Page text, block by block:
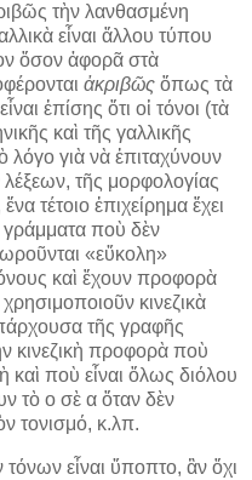
τὴν λανθασμένη
εἶναι ἄλλου τύπου
ὅσον ἀφορᾶ στὰ
ἀκριβῶς ὅπως τὰ
ἐπίσης ὅτι οἱ τόνοι (τὰ
καὶ τῆς γαλλικῆς
λόγο γιὰ νὰ ἐπιταχύνουν
τῆς μορφολογίας
τέτοιο ἐπιχείρημα ἔχει
γράμματα ποὺ δὲν
«εὔκολη»
καὶ ἔχουν προφορὰ
κινεζικὰ
τῆς γραφῆς
κινεζικὴ προφορὰ ποὺ
καὶ ποὺ εἶναι ὅλως διόλου
τὸ ο σὲ α ὅταν δὲν
τονισμό, κ.λπ.
εἶναι ὕποπτο, ἂν ὄχι